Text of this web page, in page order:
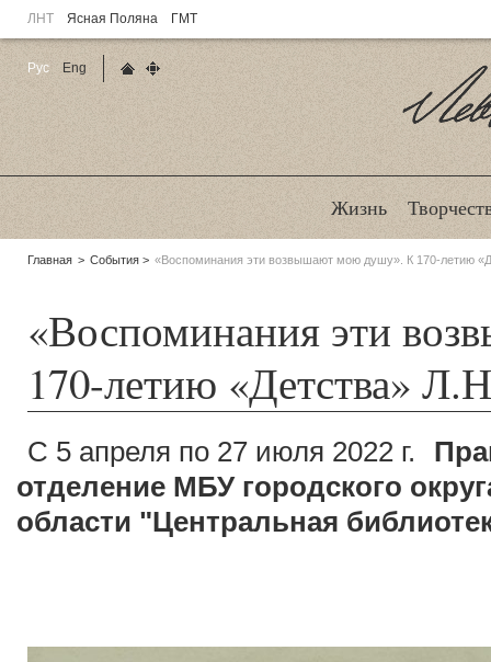
ЛНТ Ясная Поляна ГМТ
Жизнь
Родительские
Главная События «Воспоминания эти возвышают мою душу». К 170-летию
«Воспоминания эти
170-летию «Детства»
С 5 апреля по 27 июля 2022 г.
отделение МБУ городского
области "Центральная
Рус
Eng